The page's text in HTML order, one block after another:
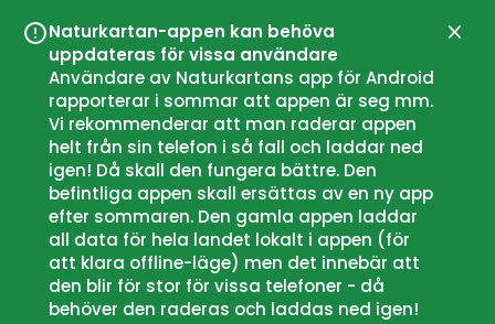
Naturkartan-appen kan behöva
uppdateras för vissa användare
Användare av Naturkartans app för Android
rapporterar i sommar att appen är seg mm.
Vi rekommenderar att man raderar appen
helt från sin telefon i så fall och laddar ned
igen! Då skall den fungera bättre. Den
befintliga appen skall ersättas av en ny app
efter sommaren. Den gamla appen laddar
all data för hela landet lokalt i appen (för
att klara offline-läge) men det innebär att
den blir för stor för vissa telefoner - då
behöver den raderas och laddas ned igen!